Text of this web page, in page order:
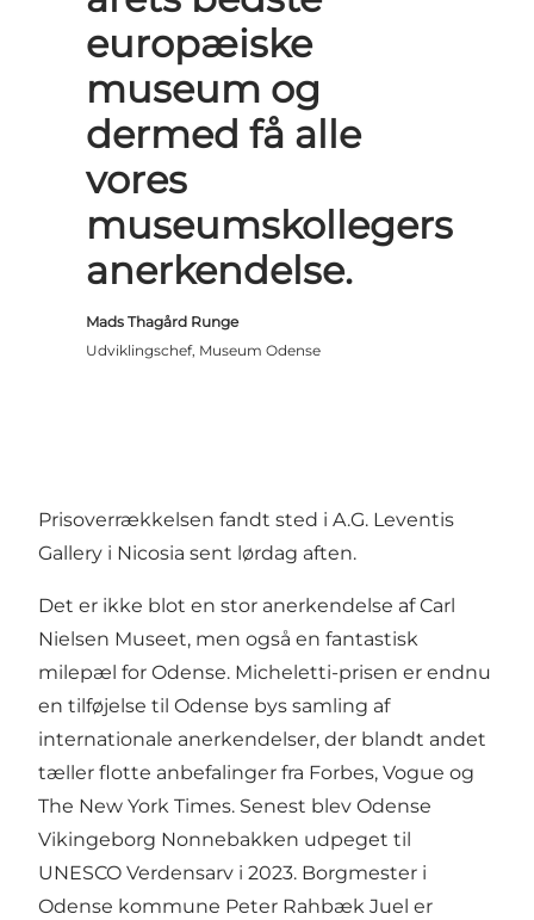
europæiske
museum og
dermed få alle
vores
museumskollegers
anerkendelse.
Mads Thagård Runge
Udviklingschef, Museum Odense
Prisoverrækkelsen fandt sted i A.G. Leventis
Gallery i Nicosia sent lørdag aften.
Det er ikke blot en stor anerkendelse af Carl
Nielsen Museet, men også en fantastisk
milepæl for Odense. Micheletti-prisen er endnu
en tilføjelse til Odense bys samling af
internationale anerkendelser, der blandt andet
tæller flotte anbefalinger fra Forbes, Vogue og
The New York Times. Senest blev Odense
Vikingeborg Nonnebakken udpeget til
UNESCO Verdensarv i 2023. Borgmester i
Odense kommune Peter Rahbæk Juel er